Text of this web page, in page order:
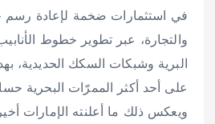
في استثمارات ضخمة لإعادة رسم
والتجارة، عبر تطوير خطوط
البرية وشبكات السكك الحديدية،
على أحد أكثر الممرّات البحرية
ويعكس ذلك ما أعلنته الإمارات